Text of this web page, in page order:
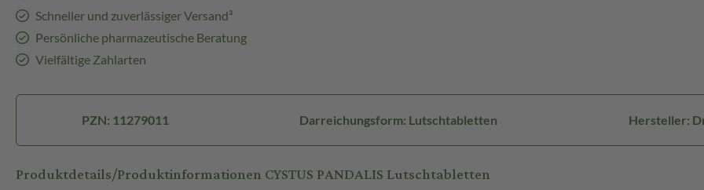
Schneller und zuverlässiger Versand³
Persönliche pharmazeutische Beratung
Vielfältige Zahlarten
PZN: 11279011 Darreichungsform: Lutschtabletten Hersteller:
Produktdetails/Produktinformationen CYSTUS PANDALIS Lutschtabletten